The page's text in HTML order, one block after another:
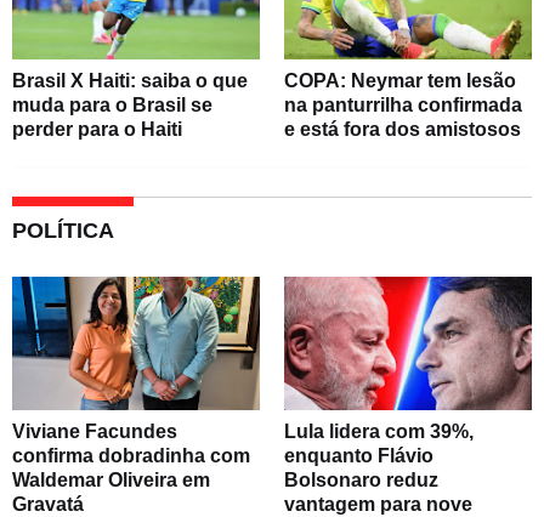
Brasil X Haiti: saiba o que
muda para o Brasil se
perder para o Haiti
COPA: Neymar tem lesão
na panturrilha confirmada
e está fora dos amistosos
POLÍTICA
Viviane Facundes
confirma dobradinha com
Waldemar Oliveira em
Gravatá
Lula lidera com 39%,
enquanto Flávio
Bolsonaro reduz
vantagem para nove